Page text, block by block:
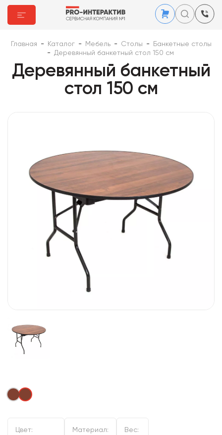
Главная - Каталог - Мебель - Столы -
Банкетные столы
- Деревянный банкетный стол 150 см
Деревянный банкетный
стол 150 см
Цвет:
Материал:
Вес: